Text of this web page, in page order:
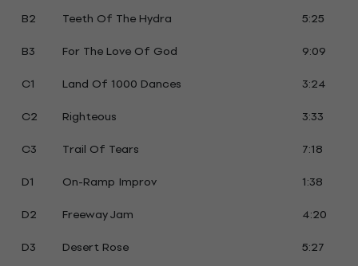
B2
Teeth Of The Hydra
5:25
B3
For The Love Of God
9:09
C1
Land Of 1000 Dances
3:24
C2
Righteous
3:33
C3
Trail Of Tears
7:18
D1
On-Ramp Improv
1:38
D2
Freeway Jam
4:20
D3
Desert Rose
5:27